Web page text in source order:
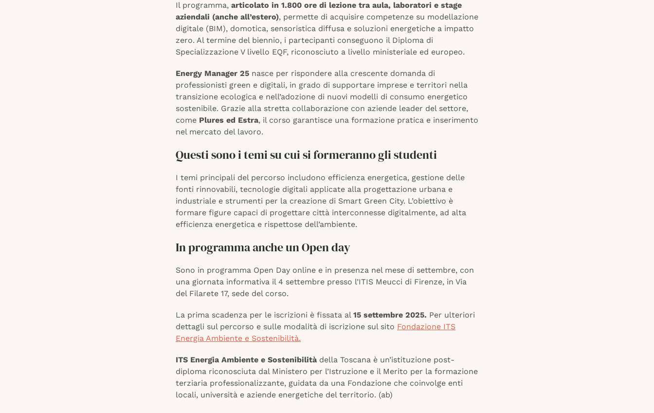
Il programma, articolato in 1.800 ore di lezione tra aula, laboratori e stage
aziendali (anche all’estero), permette di acquisire competenze su modellazione
digitale (BIM), domotica, sensoristica diffusa e soluzioni energetiche a impatto
zero. Al termine del biennio, i partecipanti conseguono il Diploma di
Specializzazione V livello EQF, riconosciuto a livello ministeriale ed europeo.
Energy Manager 25 nasce per rispondere alla crescente domanda di
professionisti green e digitali, in grado di supportare imprese e territori nella
transizione ecologica e nell’adozione di nuovi modelli di consumo energetico
sostenibile. Grazie alla stretta collaborazione con aziende leader del settore,
come Plures ed Estra, il corso garantisce una formazione pratica e inserimento
nel mercato del lavoro.
Questi sono i temi su cui si formeranno gli studenti
I temi principali del percorso includono efficienza energetica, gestione delle
fonti rinnovabili, tecnologie digitali applicate alla progettazione urbana e
industriale e strumenti per la creazione di Smart Green City. L’obiettivo è
formare figure capaci di progettare città interconnesse digitalmente, ad alta
efficienza energetica e rispettose dell’ambiente.
In programma anche un Open day
Sono in programma Open Day online e in presenza nel mese di settembre, con
una giornata informativa il 4 settembre presso l’ITIS Meucci di Firenze, in Via
del Filarete 17, sede del corso.
La prima scadenza per le iscrizioni è fissata al 15 settembre 2025. Per ulteriori
dettagli sul percorso e sulle modalità di iscrizione sul sito Fondazione ITS
Energia Ambiente e Sostenibilità.
ITS Energia Ambiente e Sostenibilità della Toscana è un’istituzione post-
diploma riconosciuta dal Ministero per l’Istruzione e il Merito per la formazione
terziaria professionalizzante, guidata da una Fondazione che coinvolge enti
locali, università e aziende energetiche del territorio. (ab)